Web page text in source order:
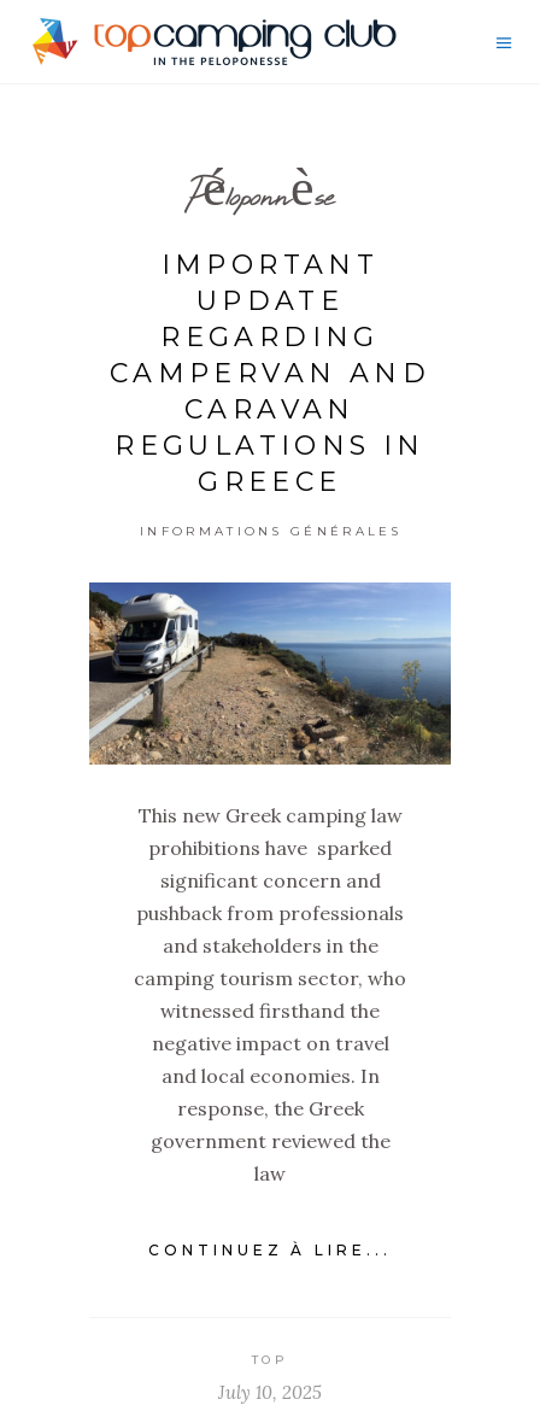
Péloponnèse
IMPORTANT
UPDATE
REGARDING
CAMPERVAN AND
CARAVAN
REGULATIONS IN
GREECE
INFORMATIONS GÉNÉRALES
This new Greek camping law
prohibitions have sparked
significant concern and
pushback from professionals
and stakeholders in the
camping tourism sector, who
witnessed firsthand the
negative impact on travel
and local economies. In
response, the Greek
government reviewed the
law
CONTINUEZ À LIRE...
TOP
July 10, 2025